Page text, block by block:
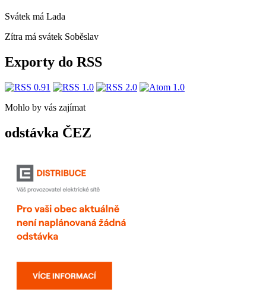
Svátek má Lada
Zítra má svátek Soběslav
Exporty do RSS
Mohlo by vás zajímat
odstávka ČEZ